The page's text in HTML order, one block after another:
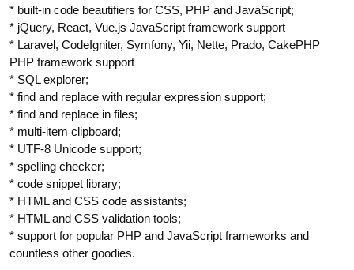
* built-in code beautifiers for CSS, PHP and JavaScript;
* jQuery, React, Vue.js JavaScript framework support
* Laravel, CodeIgniter, Symfony, Yii, Nette, Prado, CakePHP
PHP framework support
* SQL explorer;
* find and replace with regular expression support;
* find and replace in files;
* multi-item clipboard;
* UTF-8 Unicode support;
* spelling checker;
* code snippet library;
* HTML and CSS code assistants;
* HTML and CSS validation tools;
* support for popular PHP and JavaScript frameworks and
countless other goodies.